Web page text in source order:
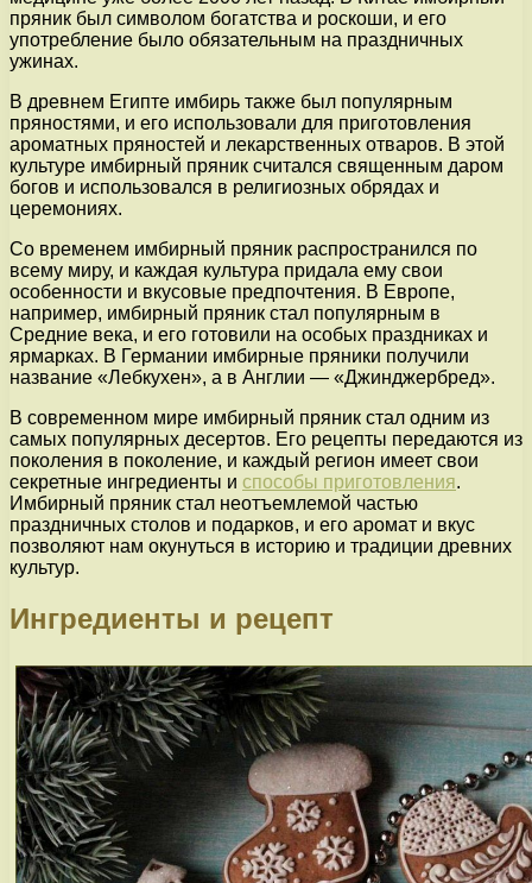
пряник был символом богатства и роскоши, и его
употребление было обязательным на праздничных
ужинах.
В древнем Египте имбирь также был популярным
пряностями, и его использовали для приготовления
ароматных пряностей и лекарственных отваров. В этой
культуре имбирный пряник считался священным даром
богов и использовался в религиозных обрядах и
церемониях.
Со временем имбирный пряник распространился по
всему миру, и каждая культура придала ему свои
особенности и вкусовые предпочтения. В Европе,
например, имбирный пряник стал популярным в
Средние века, и его готовили на особых праздниках и
ярмарках. В Германии имбирные пряники получили
название «Лебкухен», а в Англии — «Джинджербред».
В современном мире имбирный пряник стал одним из
самых популярных десертов. Его рецепты передаются из
поколения в поколение, и каждый регион имеет свои
секретные ингредиенты и способы приготовления.
Имбирный пряник стал неотъемлемой частью
праздничных столов и подарков, и его аромат и вкус
позволяют нам окунуться в историю и традиции древних
культур.
Ингредиенты и рецепт